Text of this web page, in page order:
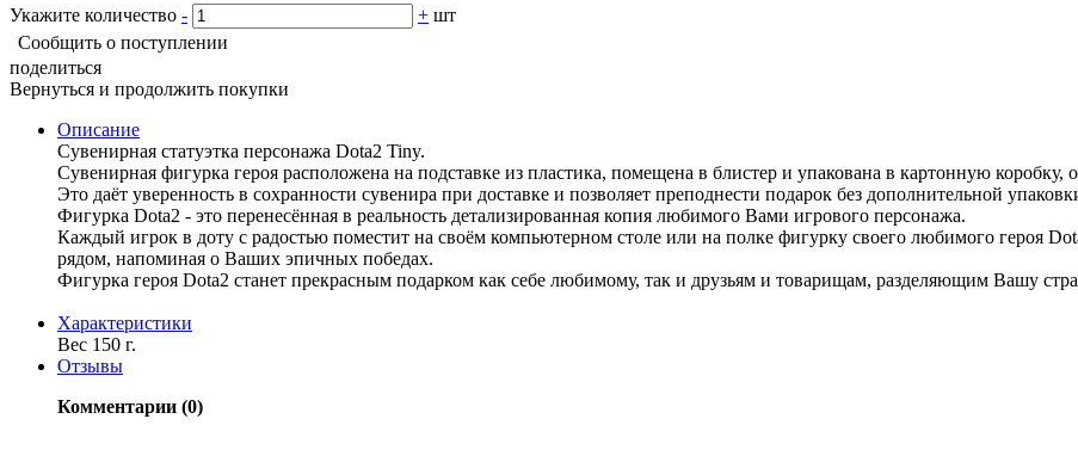
Укажите количество - + шт
Сообщить о поступлении
поделиться
Вернуться и продолжить покупки
Описание
Сувенирная статуэтка персонажа Dota2 Tiny.
Сувенирная фигурка героя расположена на подставке из пластика, помещена в блистер и упакована в картонную
Это даёт уверенность в сохранности сувенира при доставке и позволяет преподнести подарок без дополнительной
Фигурка Dota2 - это перенесённая в реальность детализированная копия любимого Вами игрового персонажа.
Каждый игрок в доту с радостью поместит на своём компьютерном столе или на полке фигурку своего любимого героя
рядом, напоминая о Ваших эпичных победах.
Фигурка героя Dota2 станет прекрасным подарком как себе любимому, так и друзьям и товарищам, разделяющим Вашу
Характериcтики
Вес 150 г.
Отзывы
Комментарии (0)